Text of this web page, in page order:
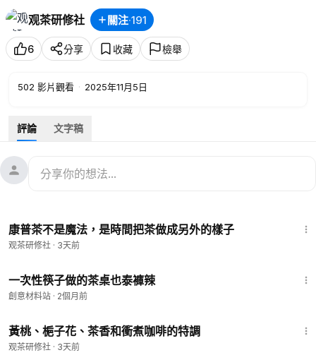
观茶研修社
關注·191
6 分享 收藏 檢舉
502 影片觀看 · 2025年11月5日
評論 文字稿
康普茶不是魔法，是時間把茶做成另外的樣子
观茶研修社 · 3天前
一次性筷子做的茶桌也泰褲辣
創意材料站 · 2個月前
黃桃、梔子花、茶香和衝煮咖啡的特調
观茶研修社 · 3天前